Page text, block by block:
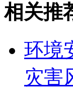
相关推
环境
灾害